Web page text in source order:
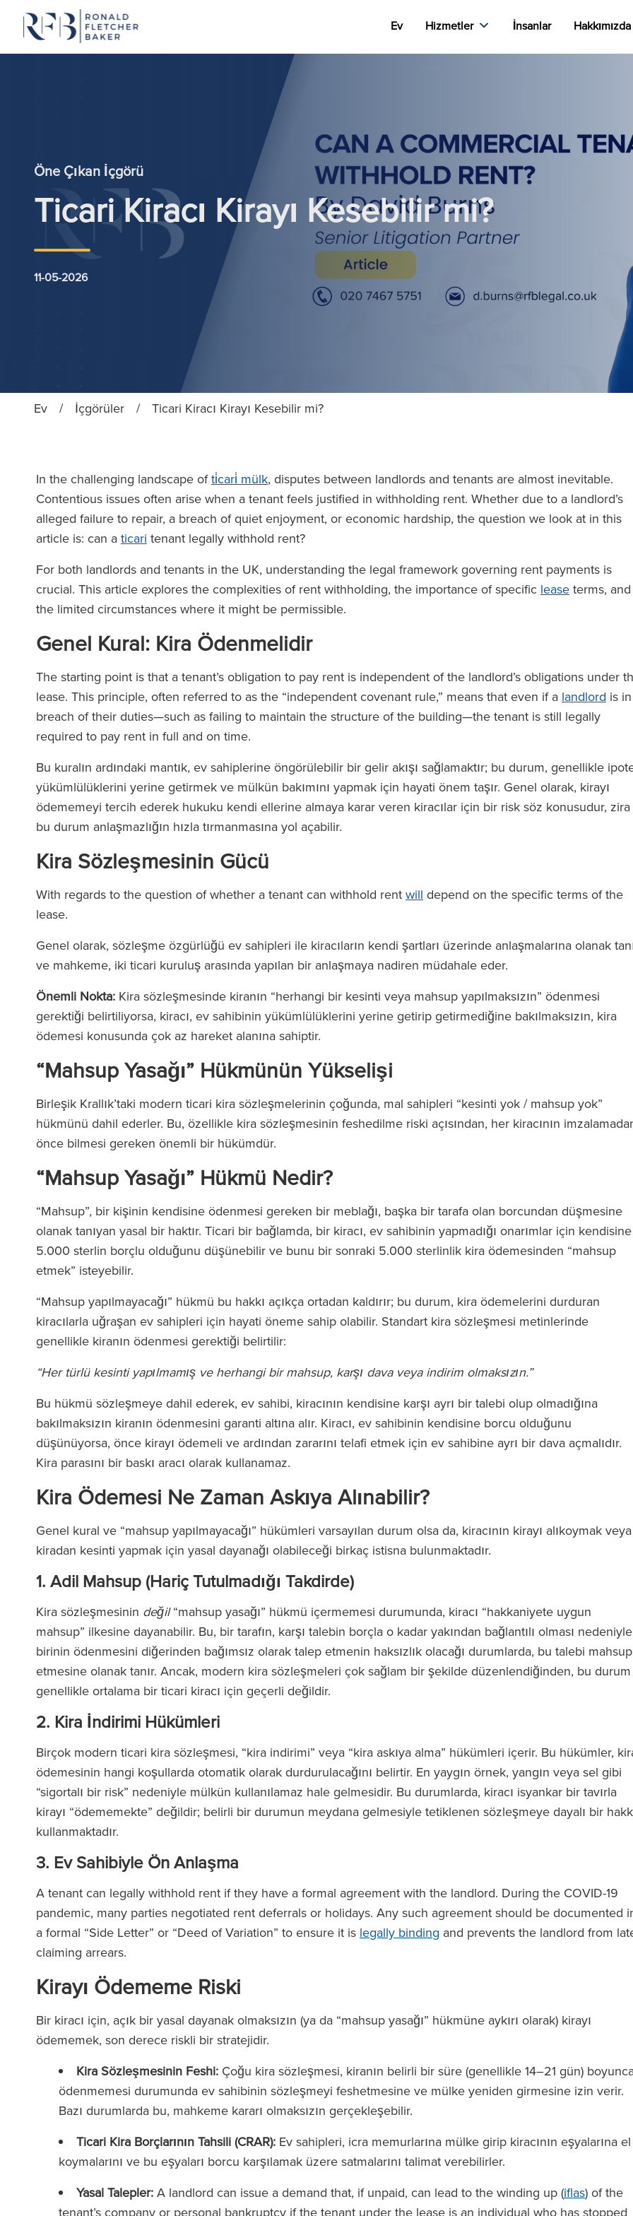
Ev Hizmetler İnsanlar Hakkımızda
Öne Çıkan İçgörü
Ticari Kiracı Kirayı Kesebilir mi?
11-05-2026
Ev / İçgörüler / Ticari Kiracı Kirayı Kesebilir mi?
In the challenging landscape ofti̇cari̇ mülk, disputes between landlords and tenants are almost inevitable.
Contentious issues often arise when a tenant feels justified in withholding rent. Whether due to a landlord’s
alleged failure to repair, a breach of quiet enjoyment, or economic hardship, the question we look at in this
article is: can a ticari tenant legally withhold rent?
For both landlords and tenants in the UK, understanding the legal framework governing rent payments is
crucial. This article explores the complexities of rent withholding, the importance of specific lease terms, and
the limited circumstances where it might be permissible.
Genel Kural: Kira Ödenmelidir
The starting point is that a tenant’s obligation to pay rent is independent of the landlord’s obligations under
lease. This principle, often referred to as the “independent covenant rule,” means that even if a landlord is in
breach of their duties—such as failing to maintain the structure of the building—the tenant is still legally
required to pay rent in full and on time.
Bu kuralın ardındaki mantık, ev sahiplerine öngörülebilir bir gelir akışı sağlamaktır; bu durum, genellikle
yükümlülüklerini yerine getirmek ve mülkün bakımını yapmak için hayati önem taşır. Genel olarak, kirayı
ödememeyi tercih ederek hukuku kendi ellerine almaya karar veren kiracılar için bir risk söz konusudur, zira
bu durum anlaşmazlığın hızla tırmanmasına yol açabilir.
Kira Sözleşmesinin Gücü
With regards to the question of whether a tenant can withhold rent will depend on the specific terms of the
lease.
Genel olarak, sözleşme özgürlüğü ev sahipleri ile kiracıların kendi şartları üzerinde anlaşmalarına olanak
ve mahkeme, iki ticari kuruluş arasında yapılan bir anlaşmaya nadiren müdahale eder.
Önemli Nokta: Kira sözleşmesinde kiranın “herhangi bir kesinti veya mahsup yapılmaksızın” ödenmesi
gerektiği belirtiliyorsa, kiracı, ev sahibinin yükümlülüklerini yerine getirip getirmediğine bakılmaksızın, kira
ödemesi konusunda çok az hareket alanına sahiptir.
“Mahsup Yasağı” Hükmünün Yükselişi
Birleşik Krallık’taki modern ticari kira sözleşmelerinin çoğunda, mal sahipleri “kesinti yok / mahsup yok”
hükmünü dahil ederler. Bu, özellikle kira sözleşmesinin feshedilme riski açısından, her kiracının
önce bilmesi gereken önemli bir hükümdür.
“Mahsup Yasağı” Hükmü Nedir?
“Mahsup”, bir kişinin kendisine ödenmesi gereken bir meblağı, başka bir tarafa olan borcundan düşmesine
olanak tanıyan yasal bir haktır. Ticari bir bağlamda, bir kiracı, ev sahibinin yapmadığı onarımlar için kendisine
5.000 sterlin borçlu olduğunu düşünebilir ve bunu bir sonraki 5.000 sterlinlik kira ödemesinden “mahsup
etmek” isteyebilir.
“Mahsup yapılmayacağı” hükmü bu hakkı açıkça ortadan kaldırır; bu durum, kira ödemelerini durduran
kiracılarla uğraşan ev sahipleri için hayati öneme sahip olabilir. Standart kira sözleşmesi metinlerinde
genellikle kiranın ödenmesi gerektiği belirtilir:
“Her türlü kesinti yapılmamış ve herhangi bir mahsup, karşı dava veya indirim olmaksızın.”
Bu hükmü sözleşmeye dahil ederek, ev sahibi, kiracının kendisine karşı ayrı bir talebi olup olmadığına
bakılmaksızın kiranın ödenmesini garanti altına alır. Kiracı, ev sahibinin kendisine borcu olduğunu
düşünüyorsa, önce kirayı ödemeli ve ardından zararını telafi etmek için ev sahibine ayrı bir dava açmalıdır.
Kira parasını bir baskı aracı olarak kullanamaz.
Kira Ödemesi Ne Zaman Askıya Alınabilir?
Genel kural ve “mahsup yapılmayacağı” hükümleri varsayılan durum olsa da, kiracının kirayı alıkoymak veya
kiradan kesinti yapmak için yasal dayanağı olabileceği birkaç istisna bulunmaktadır.
1. Adil Mahsup (Hariç Tutulmadığı Takdirde)
Kira sözleşmesinin değil“mahsup yasağı” hükmü içermemesi durumunda, kiracı “hakkaniyete uygun
mahsup” ilkesine dayanabilir. Bu, bir tarafın, karşı talebin borçla o kadar yakından bağlantılı olması nedeniyle
birinin ödenmesini diğerinden bağımsız olarak talep etmenin haksızlık olacağı durumlarda, bu talebi mahsup
etmesine olanak tanır. Ancak, modern kira sözleşmeleri çok sağlam bir şekilde düzenlendiğinden, bu durum
genellikle ortalama bir ticari kiracı için geçerli değildir.
2. Kira İndirimi Hükümleri
Birçok modern ticari kira sözleşmesi, “kira indirimi” veya “kira askıya alma” hükümleri içerir. Bu hükümler,
ödemesinin hangi koşullarda otomatik olarak durdurulacağını belirtir. En yaygın örnek, yangın veya sel gibi
“sigortalı bir risk” nedeniyle mülkün kullanılamaz hale gelmesidir. Bu durumlarda, kiracı isyankar bir tavırla
kirayı “ödememekte” değildir; belirli bir durumun meydana gelmesiyle tetiklenen sözleşmeye dayalı bir
kullanmaktadır.
3. Ev Sahibiyle Ön Anlaşma
A tenant can legally withhold rent if they have a formal agreement with the landlord. During the COVID-19
pandemic, many parties negotiated rent deferrals or holidays. Any such agreement should be documented
a formal “Side Letter” or “Deed of Variation” to ensure it is legally binding and prevents the landlord from
claiming arrears.
Kirayı Ödememe Riski
Bir kiracı için, açık bir yasal dayanak olmaksızın (ya da “mahsup yasağı” hükmüne aykırı olarak) kirayı
ödememek, son derece riskli bir stratejidir.
Kira Sözleşmesinin Feshi: Çoğu kira sözleşmesi, kiranın belirli bir süre (genellikle 14–21 gün)
ödenmemesi durumunda ev sahibinin sözleşmeyi feshetmesine ve mülke yeniden girmesine izin verir.
Bazı durumlarda bu, mahkeme kararı olmaksızın gerçekleşebilir.
Ticari Kira Borçlarının Tahsili (CRAR): Ev sahipleri, icra memurlarına mülke girip kiracının eşyalarına el
koymalarını ve bu eşyaları borcu karşılamak üzere satmalarını talimat verebilirler.
Yasal Talepler: A landlord can issue a demand that, if unpaid, can lead to the winding up (iflas) of the
tenant’s company or personal bankruptcy if the tenant under the lease is an individual who has stopped